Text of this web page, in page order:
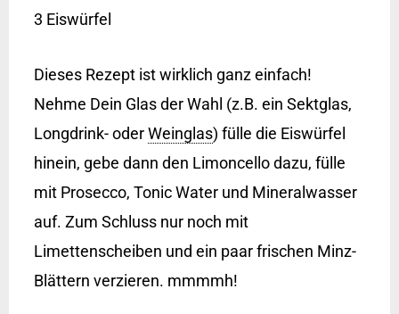
3 Eiswürfel
Dieses Rezept ist wirklich ganz einfach!
Nehme Dein Glas der Wahl (z.B. ein Sektglas,
Longdrink- oderWeinglas) fülle die Eiswürfel
hinein, gebe dann den Limoncello dazu, fülle
mit Prosecco, Tonic Water und Mineralwasser
auf. Zum Schluss nur noch mit
Limettenscheiben und ein paar frischen Minz-
Blättern verzieren. mmmmh!